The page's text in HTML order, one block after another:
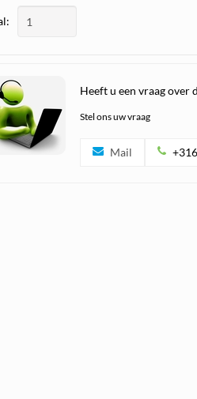
Heeft u een vraag over
Stel ons uw vraag
Mail